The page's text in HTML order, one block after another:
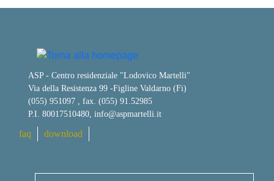
ASP - Centro residenziale "Lodovico Martelli"
Via della Resistenza 99 -Figline Valdarno (Fi)
(055) 951097 , fax. (055) 91.52985
P.I. 80017510480, info@aspmartelli.it
faq download